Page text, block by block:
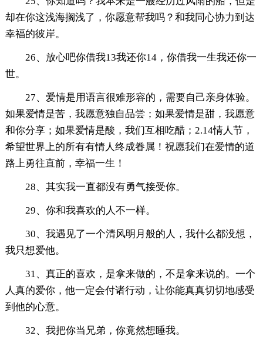
却在你这浅海搁浅了，你愿意帮我吗？和我同心协力到达
幸福的彼岸。
26、放心吧你借我13我还你14，你借我一生我还你一
世。
27、爱情是用语言很难形容的，需要自己亲身体验。
如果爱情是苦，我愿意独自品尝；如果爱情是甜，我愿意
和你分享；如果爱情是酸，我们互相吃醋；2.14情人节，
希望世界上的所有有情人终成眷属！祝愿我们在爱情的道
路上勇往直前，幸福一生！
28、其实我一直都没有勇气接受你。
29、你和我喜欢的人不一样。
30、我遇见了一个清风明月般的人，我什么都没想，
我只想爱他。
31、真正的喜欢，是拿来做的，不是拿来说的。一个
人真的爱你，他一定会付诸行动，让你能真真切切地感受
到他的心意。
32、我把你当兄弟，你竟然想睡我。